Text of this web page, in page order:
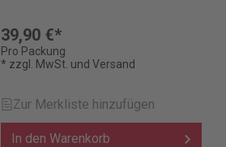
39,90 €*
Pro Packung
* zzgl. MwSt. und Versand
Zur Merkliste hinzufügen
In den Warenkorb